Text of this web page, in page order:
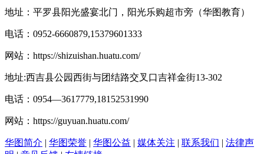
地址：平罗县阳光盛宴北门，阳光乐购超市旁（华图教育）
电话：0952-6660879,15379601333
网站： https://shizuishan.huatu.com/
地址:西吉县公园西街与团结路交叉口吉祥金街13-302
电话：0954―3617779,18152531990
网站： https://guyuan.huatu.com/
华图简介 | 华图荣誉 | 华图公益 | 媒体关注 | 联系我们 | 法律声